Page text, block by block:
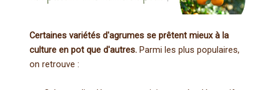
Certaines variétés d'agrumes se prêtent mieux à la
culture en pot que d'autres. Parmi les plus populaires,
on retrouve :